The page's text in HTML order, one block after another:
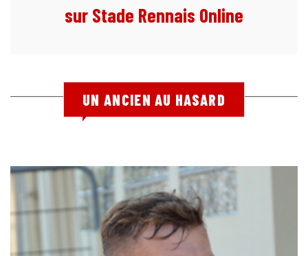
sur Stade Rennais Online
UN ANCIEN AU HASARD